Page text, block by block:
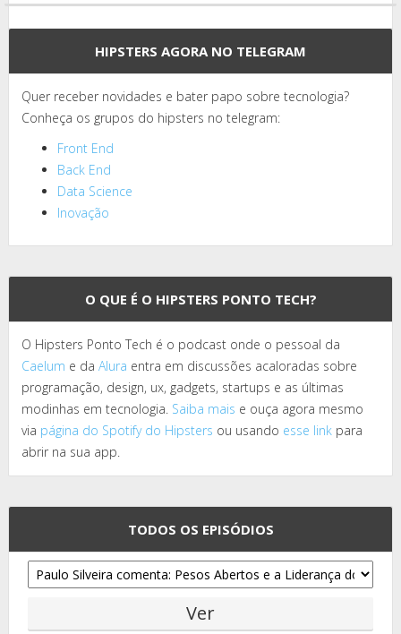
HIPSTERS AGORA NO TELEGRAM
Quer receber novidades e bater papo sobre tecnologia?
Conheça os grupos do hipsters no telegram:
Front End
Back End
Data Science
Inovação
O QUE É O HIPSTERS PONTO TECH?
O Hipsters Ponto Tech é o podcast onde o pessoal da
Caelum e da Alura entra em discussões acaloradas sobre
programação, design, ux, gadgets, startups e as últimas
modinhas em tecnologia. Saiba mais e ouça agora mesmo
via página do Spotify do Hipsters ou usando esse link para
abrir na sua app.
TODOS OS EPISÓDIOS